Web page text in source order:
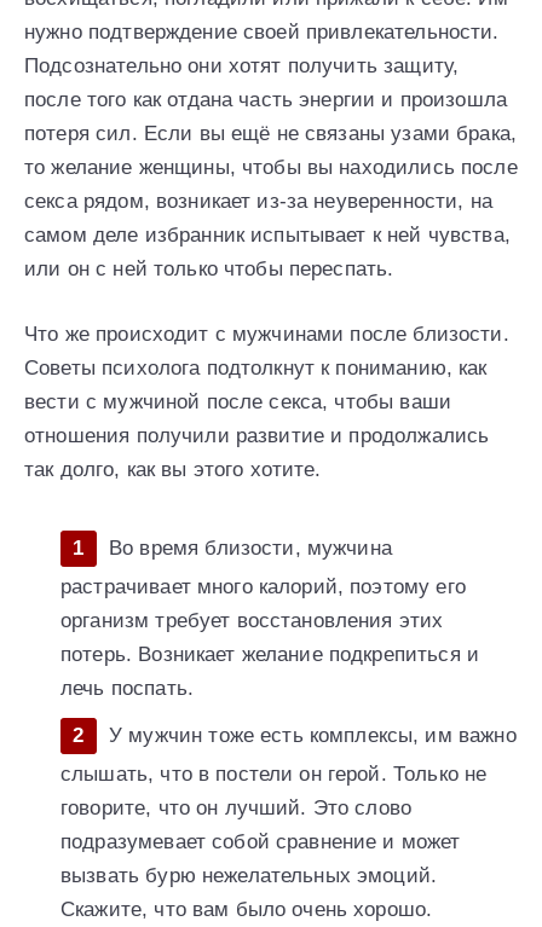
нужно подтверждение своей привлекательности.
Подсознательно они хотят получить защиту,
после того как отдана часть энергии и произошла
потеря сил. Если вы ещё не связаны узами брака,
то желание женщины, чтобы вы находились после
секса рядом, возникает из-за неуверенности, на
самом деле избранник испытывает к ней чувства,
или он с ней только чтобы переспать.
Что же происходит с мужчинами после близости.
Советы психолога подтолкнут к пониманию, как
вести с мужчиной после секса, чтобы ваши
отношения получили развитие и продолжались
так долго, как вы этого хотите.
Во время близости, мужчина
растрачивает много калорий, поэтому его
организм требует восстановления этих
потерь. Возникает желание подкрепиться и
лечь поспать.
У мужчин тоже есть комплексы, им важно
слышать, что в постели он герой. Только не
говорите, что он лучший. Это слово
подразумевает собой сравнение и может
вызвать бурю нежелательных эмоций.
Скажите, что вам было очень хорошо.